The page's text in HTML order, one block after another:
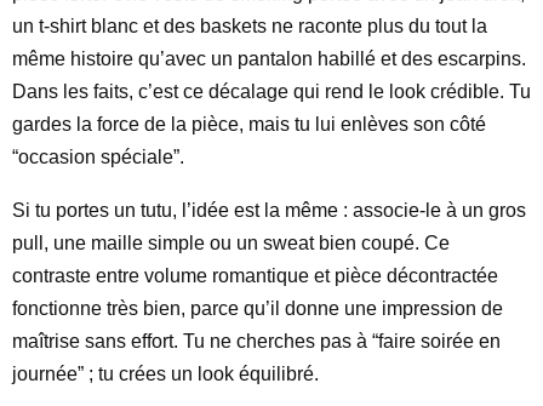
un t-shirt blanc et des baskets ne raconte plus du tout la
même histoire qu’avec un pantalon habillé et des escarpins.
Dans les faits, c’est ce décalage qui rend le look crédible. Tu
gardes la force de la pièce, mais tu lui enlèves son côté
“occasion spéciale”.
Si tu portes un tutu, l’idée est la même : associe-le à un gros
pull, une maille simple ou un sweat bien coupé. Ce
contraste entre volume romantique et pièce décontractée
fonctionne très bien, parce qu’il donne une impression de
maîtrise sans effort. Tu ne cherches pas à “faire soirée en
journée” ; tu crées un look équilibré.